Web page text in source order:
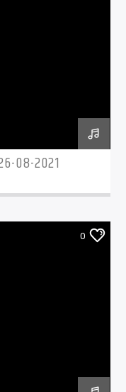
08-2021
0